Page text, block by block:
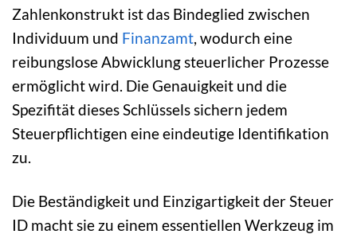
Zahlenkonstrukt ist das Bindeglied zwischen
Individuum und Finanzamt, wodurch eine
reibungslose Abwicklung steuerlicher Prozesse
ermöglicht wird. Die Genauigkeit und die
Spezifität dieses Schlüssels sichern jedem
Steuerpflichtigen eine eindeutige Identifikation
zu.
Die Beständigkeit und Einzigartigkeit der Steuer
ID macht sie zu einem essentiellen Werkzeug im